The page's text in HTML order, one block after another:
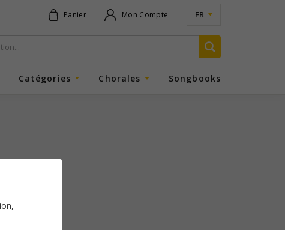
Panier Mon Compte FR
Catégories Chorales Songbooks